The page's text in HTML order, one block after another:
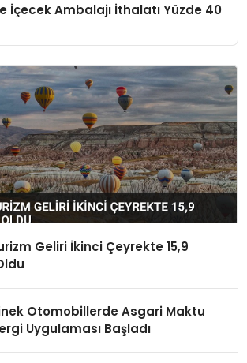
İçecek Ambalajı İthalatı Yüzde 40
Geliri İkinci Çeyrekte 15,9
Otomobillerde Asgari Maktu
Uygulaması Başladı